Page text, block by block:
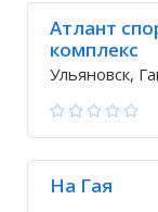
Атлант
комплекс
Ульяновск,
На Гая